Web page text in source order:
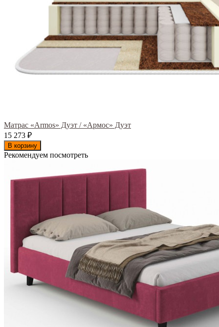
Матрас «Armos» Дуэт / «Армос» Дуэт
15 273 ₽
В корзину
Рекомендуем посмотреть